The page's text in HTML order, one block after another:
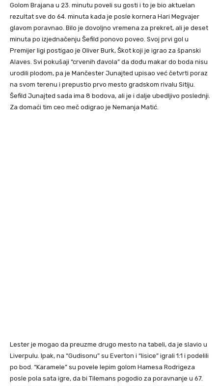
Golom Brajana u 23. minutu poveli su gosti i to je bio aktuelan
rezultat sve do 64. minuta kada je posle kornera Hari Megvajer
glavom poravnao. Bilo je dovoljno vremena za prekret, ali je deset
minuta po izjednačenju Šefild ponovo poveo. Svoj prvi gol u
Premijer ligi postigao je Oliver Burk, Škot koji je igrao za španski
Alaves. Svi pokušaji “crvenih đavola” da dođu makar do boda nisu
urodili plodom, pa je Mančester Junajted upisao već četvrti poraz
na svom terenu i prepustio prvo mesto gradskom rivalu Sitiju.
Šefild Junajted sada ima 8 bodova, ali je i dalje ubedljivo poslednji.
Za domaći tim ceo meč odigrao je Nemanja Matić.
Lester je mogao da preuzme drugo mesto na tabeli, da je slavio u
Liverpulu. Ipak, na “Gudisonu” su Everton i “lisice” igrali 1:1 i podelili
po bod. “Karamele” su povele lepim golom Hamesa Rodrigeza
posle pola sata igre, da bi Tilemans pogodio za poravnanje u 67.